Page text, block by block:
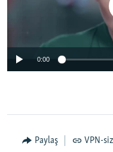
No media
0:00
Paylaş VPN-